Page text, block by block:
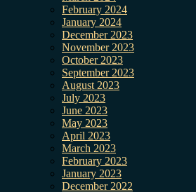
February 2024
January 2024
December 2023
November 2023
October 2023
September 2023
August 2023
July 2023
June 2023
May 2023
April 2023
March 2023
February 2023
January 2023
December 2022